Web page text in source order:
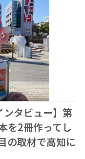
ンタビュー】第
を2冊作ってし
の取材で高知に